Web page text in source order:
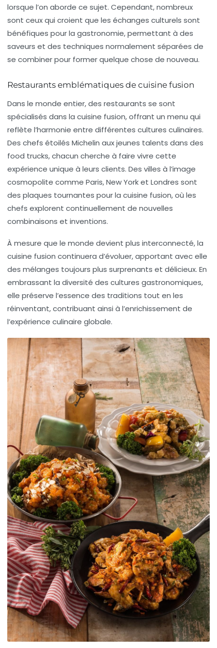
lorsque l’on aborde ce sujet. Cependant, nombreux
sont ceux qui croient que les échanges culturels sont
bénéfiques pour la gastronomie, permettant à des
saveurs et des techniques normalement séparées de
se combiner pour former quelque chose de nouveau.
Restaurants emblématiques de cuisine fusion
Dans le monde entier, des restaurants se sont
spécialisés dans la cuisine fusion, offrant un menu qui
reflète l’harmonie entre différentes cultures culinaires.
Des chefs étoilés Michelin aux jeunes talents dans des
food trucks, chacun cherche à faire vivre cette
expérience unique à leurs clients. Des villes à l’image
cosmopolite comme Paris, New York et Londres sont
des plaques tournantes pour la cuisine fusion, où les
chefs explorent continuellement de nouvelles
combinaisons et inventions.
À mesure que le monde devient plus interconnecté, la
cuisine fusion continuera d’évoluer, apportant avec elle
des mélanges toujours plus surprenants et délicieux. En
embrassant la diversité des cultures gastronomiques,
elle préserve l’essence des traditions tout en les
réinventant, contribuant ainsi à l’enrichissement de
l’expérience culinaire globale.